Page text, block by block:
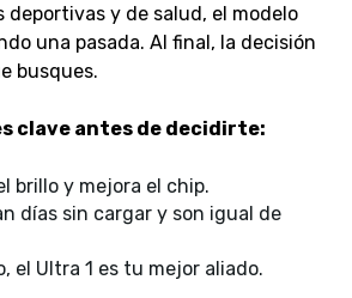
deportivas y de salud, el modelo
una pasada. Al final, la decisión
busques.
clave antes de decidirte:
brillo y mejora el chip.
días sin cargar y son igual de
el Ultra 1 es tu mejor aliado.